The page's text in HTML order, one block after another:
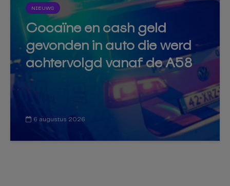
NIEUWS
Cocaïne en cash geld
gevonden in auto die werd
achtervolgd vanaf de A58
6 augustus 2026